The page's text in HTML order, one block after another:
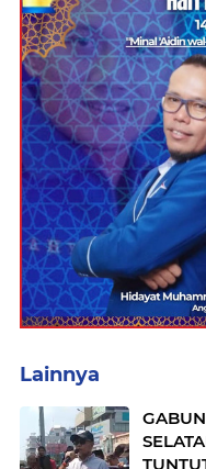
Lainnya